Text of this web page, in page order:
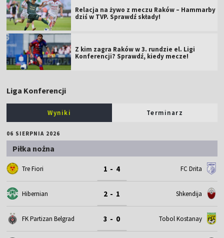
Relacja na żywo z meczu Raków – Hammarby
dziś w TVP. Sprawdź składy!
Z kim zagra Raków w 3. rundzie el. Ligi
Konferencji? Sprawdź, kiedy mecze!
Liga Konferencji
Wyniki Terminarz
06 SIERPNIA 2026
Piłka nożna
Tre Fiori 1 - 4 FC Drita
Hibernian 2 - 1 Shkendija
FK Partizan Belgrad 3 - 0 Tobol Kostanay